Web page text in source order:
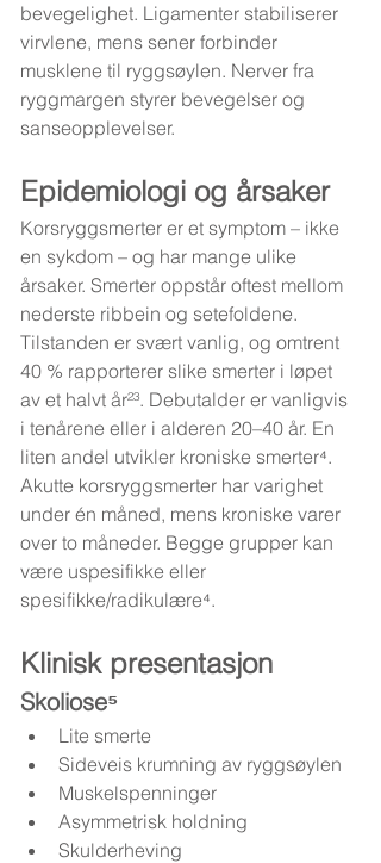
bevegelighet. Ligamenter stabiliserer
virvlene, mens sener forbinder
musklene til ryggsøylen. Nerver fra
ryggmargen styrer bevegelser og
sanseopplevelser.
Epidemiologi og årsaker
Korsryggsmerter er et symptom – ikke
en sykdom – og har mange ulike
årsaker. Smerter oppstår oftest mellom
nederste ribbein og setefoldene.
Tilstanden er svært vanlig, og omtrent
40 % rapporterer slike smerter i løpet
av et halvt år²³. Debutalder er vanligvis
i tenårene eller i alderen 20–40 år. En
liten andel utvikler kroniske smerter⁴.
Akutte korsryggsmerter har varighet
under én måned, mens kroniske varer
over to måneder. Begge grupper kan
være uspesifikke eller
spesifikke/radikulære⁴.
Klinisk presentasjon
Skoliose⁵
Lite smerte
Sideveis krumning av ryggsøylen
Muskelspenninger
Asymmetrisk holdning
Skulderheving